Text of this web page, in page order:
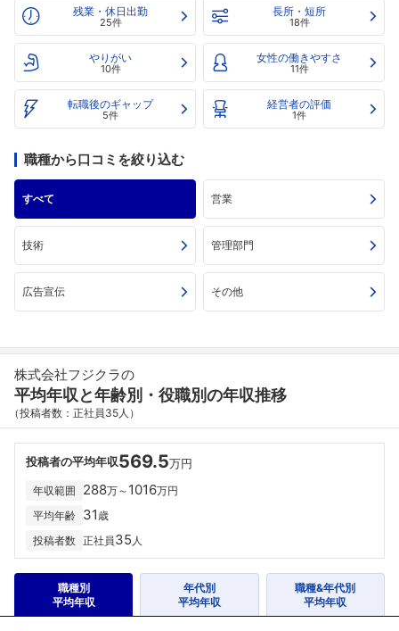
残業・休日出勤
25件
長所・短所
18件
やりがい
10件
女性の働きやすさ
11件
転職後のギャップ
5件
経営者の評価
1件
職種から口コミを絞り込む
すべて 営業
技術 管理部門
広告宣伝 その他
株式会社フジクラの
平均年収と年齢別・役職別の年収推移
（投稿者数：正社員35人）
投稿者の平均年収569.5万円
年収範囲 288万～ 1016万円
平均年齢 31 歳
投稿者数 正社員35 人
職種別
平均年収
年代別
平均年収
職種&年代別
平均年収